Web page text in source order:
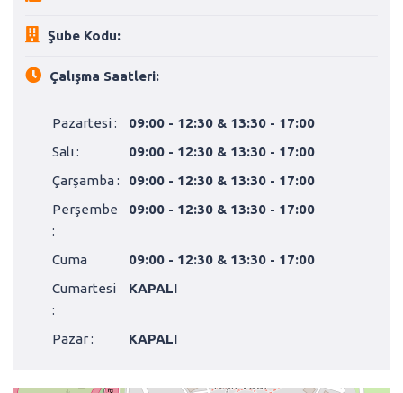
Şube Kodu:
Çalışma Saatleri:
Pazartesi :
09:00 - 12:30 & 13:30 - 17:00
Salı :
09:00 - 12:30 & 13:30 - 17:00
Çarşamba :
09:00 - 12:30 & 13:30 - 17:00
Perşembe
:
09:00 - 12:30 & 13:30 - 17:00
Cuma
09:00 - 12:30 & 13:30 - 17:00
Cumartesi
:
KAPALI
Pazar : KAPALI